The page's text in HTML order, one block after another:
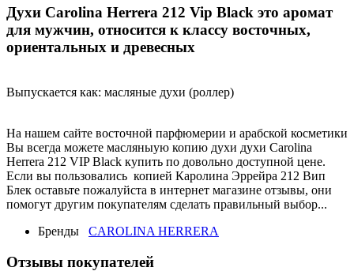
Духи Carolina Herrera 212 Vip Black это аромат
для мужчин, относится к классу восточных,
ориентальных и древесных
Выпускается как: масляные духи (роллер)
На нашем сайте восточной парфюмерии и арабской косметики
Вы всегда можете масляныую копию духи духи Carolina
Herrera 212 VIP Black купить по довольно доступной цене.
Если вы пользовались копией Каролина Эррейра 212 Вип
Блек оставьте пожалуйста в интернет магазине отзывы, они
помогут другим покупателям сделать правильный выбор...
Бренды
CAROLINA HERRERA
Отзывы покупателей